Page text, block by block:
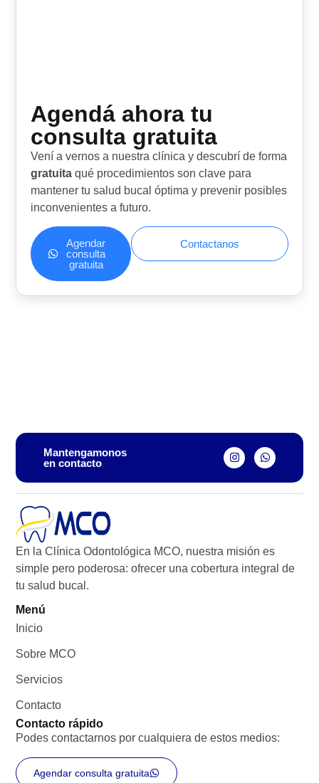
Agendá ahora tu
consulta gratuita
Vení a vernos a nuestra clínica y descubrí de forma
gratuita qué procedimientos son clave para
mantener tu salud bucal óptima y prevenir posibles
inconvenientes a futuro.
Agendar
consulta
gratuita
Contactanos
Mantengamonos
en contacto
En la Clínica Odontológica MCO, nuestra misión es
simple pero poderosa: ofrecer una cobertura integral de
tu salud bucal.
Menú
Inicio
Sobre MCO
Servicios
Contacto
Contacto rápido
Podes contactarnos por cualquiera de estos medios:
Agendar consulta gratuita